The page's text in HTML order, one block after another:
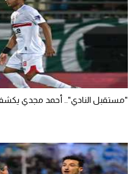
"مستقبل النادي".. أحمد مجدي